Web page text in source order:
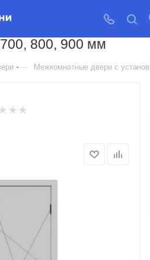
S ДЛЯ
800, 900 мм
— Межкомнатные двери с